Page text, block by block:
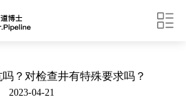
？对检查井有特殊要求吗？
2023-04-21